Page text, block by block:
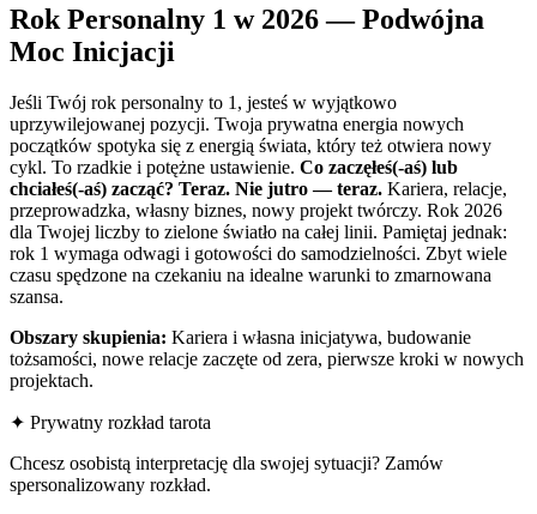
Rok Personalny 1 w 2026 — Podwójna
Moc Inicjacji
Jeśli Twój rok personalny to 1, jesteś w wyjątkowo
uprzywilejowanej pozycji. Twoja prywatna energia nowych
początków spotyka się z energią świata, który też otwiera nowy
cykl. To rzadkie i potężne ustawienie. Co zaczęłeś(-aś) lub
chciałeś(-aś) zacząć? Teraz. Nie jutro — teraz. Kariera, relacje,
przeprowadzka, własny biznes, nowy projekt twórczy. Rok 2026
dla Twojej liczby to zielone światło na całej linii. Pamiętaj jednak:
rok 1 wymaga odwagi i gotowości do samodzielności. Zbyt wiele
czasu spędzone na czekaniu na idealne warunki to zmarnowana
szansa.
Obszary skupienia: Kariera i własna inicjatywa, budowanie
tożsamości, nowe relacje zaczęte od zera, pierwsze kroki w nowych
projektach.
✦ Prywatny rozkład tarota
Chcesz osobistą interpretację dla swojej sytuacji? Zamów
spersonalizowany rozkład.